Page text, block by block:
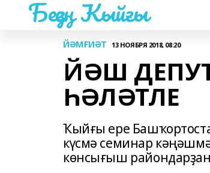
Беҙҙең Ҡыйғы
ЙӘМҒИӘТ 13 НОЯБРЯ 2018, 08:20
ЙӘШ
ҺӘЛӘТЛЕ
Ҡыйғы ере
күсмә семинар
көнсығыш